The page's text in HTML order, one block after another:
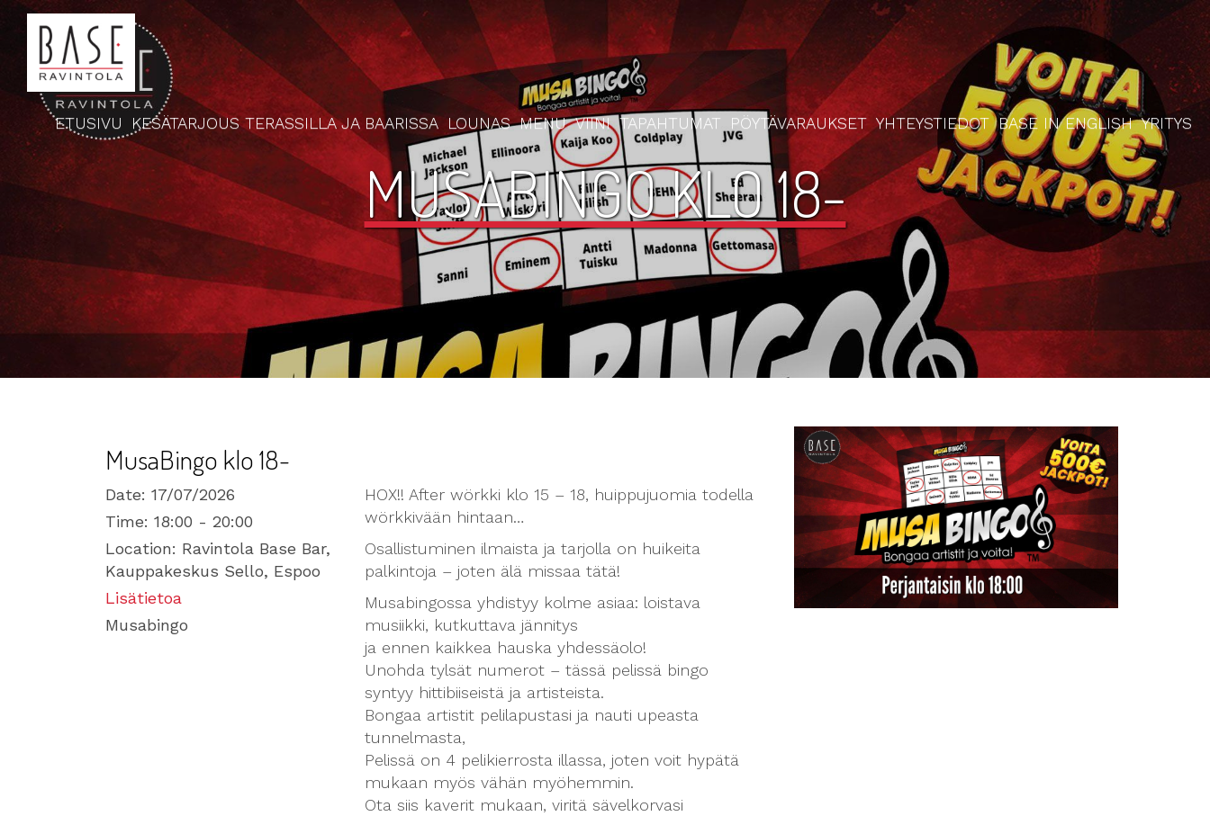
ETUSIVU KESÄTARJOUS TERASSILLA JA BAARISSA LOUNAS MENU VIINI TAPAHTUMAT PÖYTÄVARAUKSET YHTEYSTIEDOT BASE IN ENGLISH YRITYS
MUSABINGO KLO 18-
MusaBingo klo 18-
Date: 17/07/2026
Time: 18:00 - 20:00
Location: Ravintola Base Bar,
Kauppakeskus Sello, Espoo
Lisätietoa
Musabingo
HOX!! After wörkki klo 15 – 18, huippujuomia todella
wörkkivään hintaan…
Osallistuminen ilmaista ja tarjolla on huikeita
palkintoja – joten älä missaa tätä!
Musabingossa yhdistyy kolme asiaa: loistava
musiikki, kutkuttava jännitys
ja ennen kaikkea hauska yhdessäolo!
Unohda tylsät numerot – tässä pelissä bingo
syntyy hittibiiseistä ja artisteista.
Bongaa artistit pelilapustasi ja nauti upeasta
tunnelmasta,
Pelissä on 4 pelikierrosta illassa, joten voit hypätä
mukaan myös vähän myöhemmin.
Ota siis kaverit mukaan, viritä sävelkorvasi